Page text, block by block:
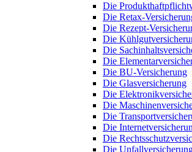
Die
Die Retax-
Die Rezept-
Die
Die
Die
Die BU-Versicherung
Die Glasversicherung
Die
Die
Die
Die
Die
Die